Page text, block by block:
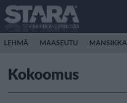
LEHMÄ MAASEUTU MANSIKKA
Kokoomus